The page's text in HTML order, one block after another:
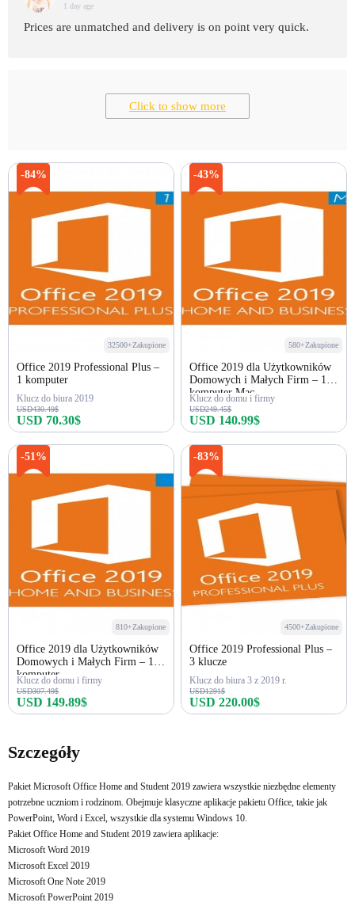
1 day age
Prices are unmatched and delivery is on point very quick.
Click to show more
-84%
32500+Zakupione
Office 2019 Professional Plus –
1 komputer
Klucz do biura 2019
USD430.49$
USD 70.30$
-43%
580+Zakupione
Office 2019 dla Użytkowników
Domowych i Małych Firm – 1
komputer Mac
Klucz do domu i firmy
USD249.45$
USD 140.99$
-51%
810+Zakupione
Office 2019 dla Użytkowników
Domowych i Małych Firm – 1
komputer
Klucz do domu i firmy
USD307.49$
USD 149.89$
-83%
4500+Zakupione
Office 2019 Professional Plus –
3 klucze
Klucz do biura 3 z 2019 r.
USD1291$
USD 220.00$
Szczegóły
Pakiet Microsoft Office Home and Student 2019 zawiera wszystkie niezbędne elementy
potrzebne uczniom i rodzinom. Obejmuje klasyczne aplikacje pakietu Office, takie jak
PowerPoint, Word i Excel, wszystkie dla systemu Windows 10.
Pakiet Office Home and Student 2019 zawiera aplikacje:
Microsoft Word 2019
Microsoft Excel 2019
Microsoft One Note 2019
Microsoft PowerPoint 2019